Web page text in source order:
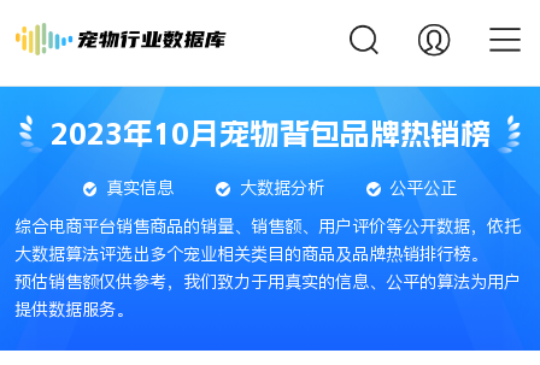
2023年10月宠物背包品牌热销榜
真实信息 大数据分析
公平公正
综合电商平台销售商品的销量、销售额、用户评价等公开数据，依托
大数据算法评选出多个宠业相关类目的商品及品牌热销排行榜。
预估销售额仅供参考，我们致力于用真实的信息、公平的算法为用户
提供数据服务。